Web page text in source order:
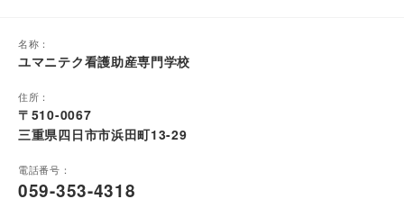
名称：
ユマニテク看護助産専門学校
住所：
〒510-0067
三重県四日市市浜田町13-29
電話番号：
059-353-4318